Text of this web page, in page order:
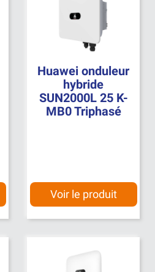
Huawei onduleur
hybride
SUN2000L 25 K-
MB0 Triphasé
Voir le produit